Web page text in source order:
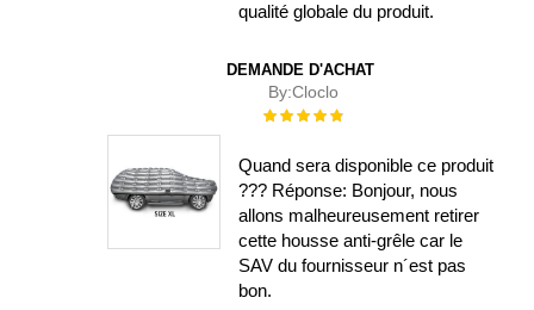
qualité globale du produit.
DEMANDE D'ACHAT
By:Cloclo
Évaluation :
Quand sera disponible ce produit
??? Réponse: Bonjour, nous
allons malheureusement retirer
cette housse anti-grêle car le
SAV du fournisseur n´est pas
bon.